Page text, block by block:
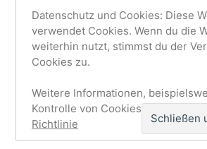
Research Unit One | Ruo.de,Mit
WordPress.
Datenschutz und Cookies: Diese
verwendet Cookies. Wenn du die
weiterhin nutzt, stimmst du der
Cookies zu.
Weitere Informationen,
Kontrolle von Cookies, findest du
Richtlinie